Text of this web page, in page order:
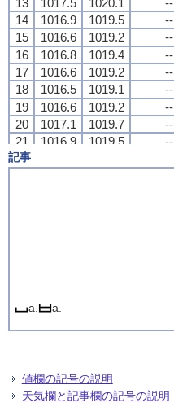
14
1016.9 1019.5 --
15
1016.6 1019.2 --
16
1016.8 1019.4 --
17
1016.6 1019.2 --
18
1016.5 1019.1 --
19
1016.6 1019.2 --
20
1017.1 1019.7 --
21
1016.9 1019.5 --
22
14
1016.9 1019.5 --
15
1016.6 1019.2 --
16
1016.8 1019.4 --
17
1016.6 1019.2 --
18
1016.5 1019.1 --
19
1016.6 1019.2 --
20
1017.1 1019.7 --
21
1016.9 1019.5 --
22
14
1016.9 1019.5 --
15
1016.6 1019.2 --
16
1016.8 1019.4 --
17
1016.6 1019.2 --
18
1016.5 1019.1 --
19
1016.6 1019.2 --
20
1017.1 1019.7 --
21
1016.9 1019.5 --
22
14
1016.9 1019.5 --
15
1016.6 1019.2 --
16
1016.8 1019.4 --
17
1016.6 1019.2 --
18
1016.5 1019.1 --
19
1016.6 1019.2 --
20
1017.1 1019.7 --
21
1016.9 1019.5 --
22
記事
a. a.
値欄の記号の説明
天気欄と記事欄の記号の説明